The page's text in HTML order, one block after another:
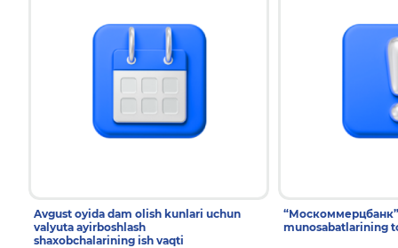
Avgust oyida dam olish kunlari uchun
valyuta ayirboshlash
shaxobchalarining ish vaqti
munosabatlarining